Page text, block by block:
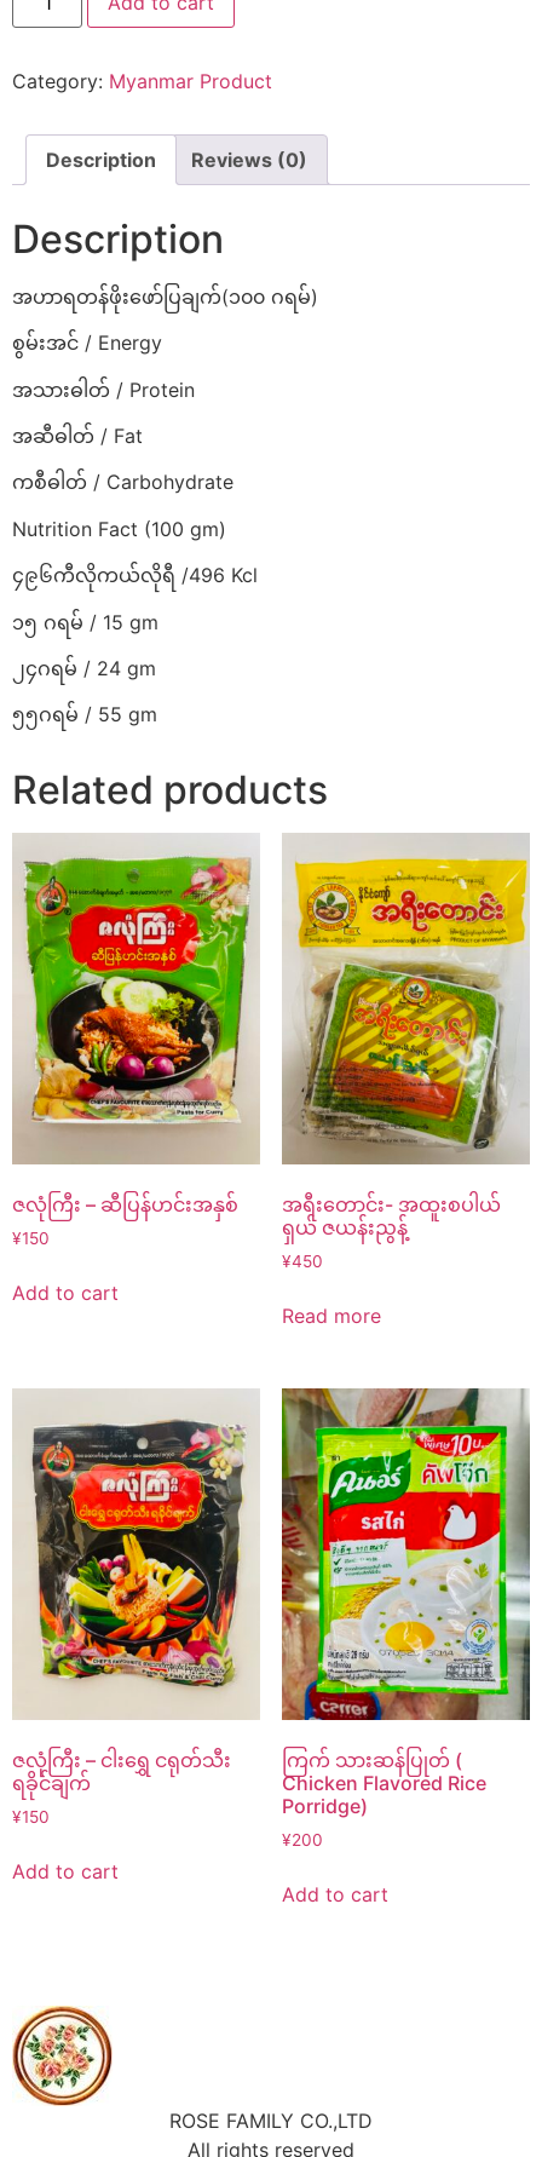
Category: Myanmar Product
Description Reviews (0)
Description
အဟာရတန်ဖိုးဖော်ပြချက်(၁၀၀ ဂရမ်)
စွမ်းအင် / Energy
အသားဓါတ် / Protein
အဆီဓါတ် / Fat
ကစီဓါတ် / Carbohydrate
Nutrition Fact (100 gm)
၄၉၆ကီလိုကယ်လိုရီ /496 Kcl
၁၅ ဂရမ် / 15 gm
၂၄ဂရမ် / 24 gm
၅၅ဂရမ် / 55 gm
Related products
ဇလုံကြီး – ဆီပြန်ဟင်းအနှစ်
¥150
Add to cart
အရီးတောင်း- အထူးစပါယ်
ရှယ် ဇယန်းညွန့်
¥450
Read more
ဇလုံကြီး – ငါးရွှေ ငရုတ်သီး
ရခိုင်ချက်
¥150
Add to cart
ကြက် သားဆန်ပြုတ် (
Chicken Flavored Rice
Porridge)
¥200
Add to cart
ROSE FAMILY CO.,LTD
All rights reserved